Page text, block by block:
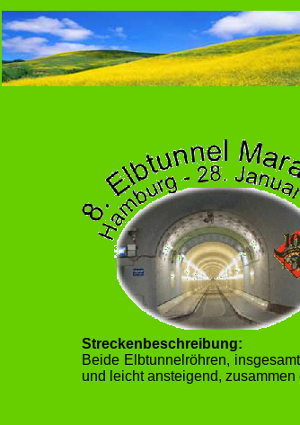
Streckenbeschreibung:
Beide Elbtunnelröhren,
und leicht ansteigend,